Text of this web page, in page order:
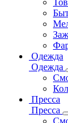
Одежда
Одежда
Пресса
Пресса